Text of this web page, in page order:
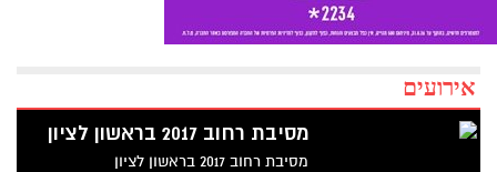
אירועים
מסיבת רחוב 2017 בראשון לציון
מסיבת רחוב 2017 בראשון לציון